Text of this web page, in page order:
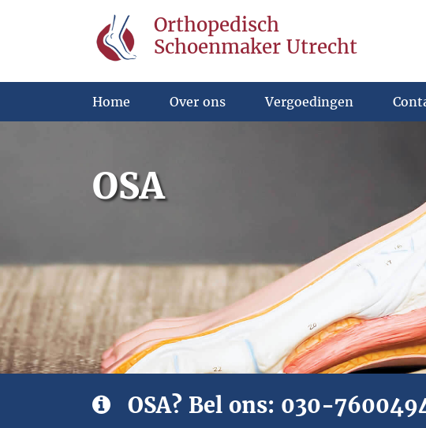
Orthopedisch
Schoenmaker Utrecht
Home Over ons Vergoedingen
OSA
OSA? Bel ons: 030-